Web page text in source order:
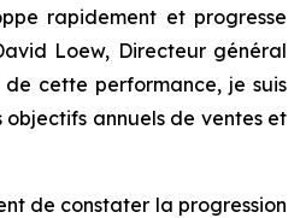
rapidement et progresse
Loew, Directeur général
de cette performance, je suis
annuels de ventes et
de constater la progression